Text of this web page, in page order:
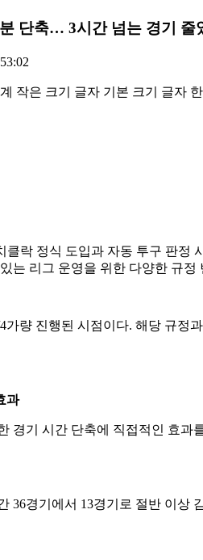
단축… 3시간 넘는 경기 줄
작은 크기 글자 기본 크기 글자
락 정식 도입과 자동 투구 판정
는 리그 운영을 위한 다양한 규정
가량 진행된 시점이다. 해당 규
과
경기 시간 단축에 직접적인 효
36경기에서 13경기로 절반 이